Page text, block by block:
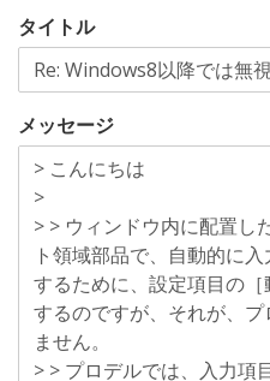
タイトル
メッセージ